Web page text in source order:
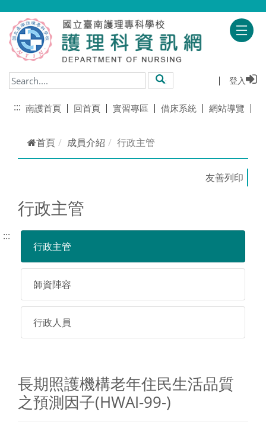
搜尋 登入
::: 南護首頁 回首頁 實習專區 借床系統 網站導覽
首頁 成員介紹 行政主管
行政主管
:::
行政主管
師資陣容
行政人員
長期照護機構老年住民生活品質
之預測因子(HWAI-99-)